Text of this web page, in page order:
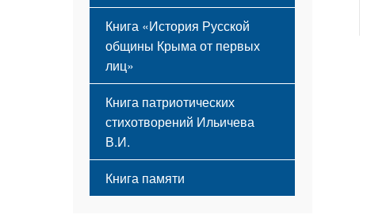
Книга «История Русской
общины Крыма от первых
лиц»
Книга патриотических
стихотворений Ильичева
В.И.
Книга памяти